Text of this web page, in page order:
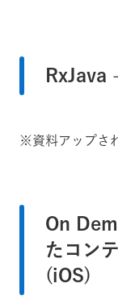
※資料アップさ
On
たコン
(iOS)